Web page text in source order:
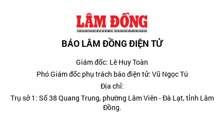
BÁO LÂM ĐỒNG ĐIỆN TỬ
Giám đốc: Lê Huy Toàn
Phó Giám đốc phụ trách báo điện tử: Vũ Ngọc Tú
Địa chỉ:
Trụ sở 1: Số 38 Quang Trung, phường Lâm Viên - Đà Lạt, tỉnh Lâm
Đồng.